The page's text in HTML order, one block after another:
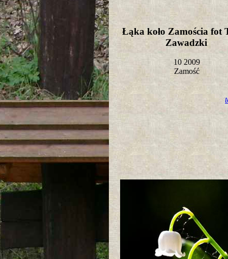
Łąka koło Zamościa fot
Zawadzki
10 2009
Zamość